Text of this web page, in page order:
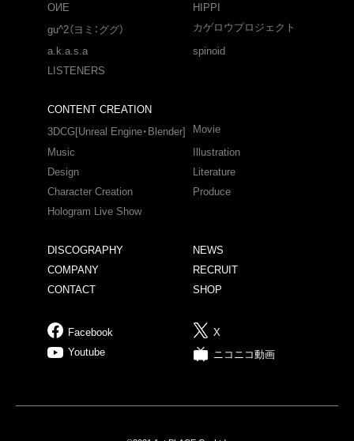
OИE
HIPPI
gu^2（ヨミ：ググ）
カゲロウプロジェクト
a.k.a.s.a
spinoid
LISTENERS
CONTENT CREATION
3DCG[Unreal Engine・Blender]
Movie
Music
Illustration
Design
Literature
Character Creation
Produce
Hologram Live Show
DISCOGRAPHY
NEWS
COMPANY
RECRUIT
CONTACT
SHOP
Facebook
X
Youtube
ニコニコ動画